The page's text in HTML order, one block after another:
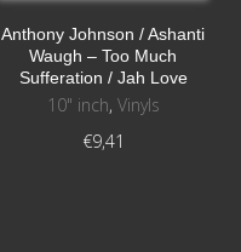
Anthony Johnson / Ashanti
Waugh ‎– Too Much
Sufferation / Jah Love
10" inch, Vinyls
€9,41